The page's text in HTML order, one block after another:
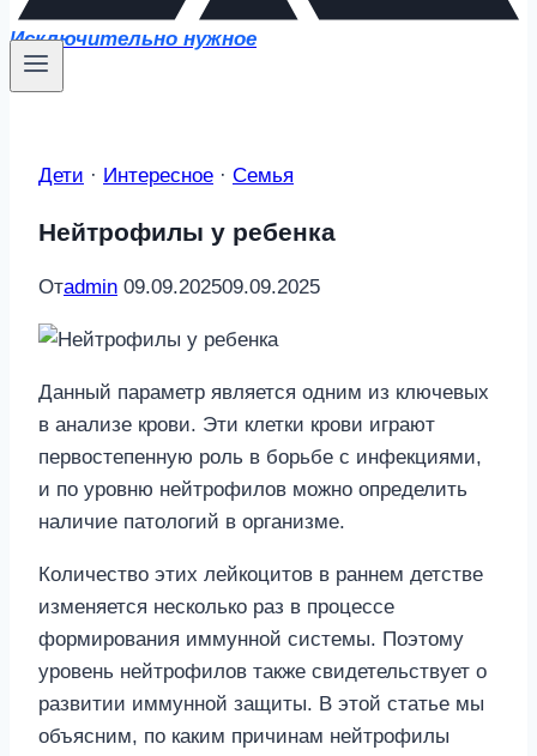
Исключительно нужное
Дети · Интересное · Семья
Нейтрофилы у ребенка
Отadmin 09.09.202509.09.2025
Данный параметр является одним из ключевых
в анализе крови. Эти клетки крови играют
первостепенную роль в борьбе с инфекциями,
и по уровню нейтрофилов можно определить
наличие патологий в организме.
Количество этих лейкоцитов в раннем детстве
изменяется несколько раз в процессе
формирования иммунной системы. Поэтому
уровень нейтрофилов также свидетельствует о
развитии иммунной защиты. В этой статье мы
объясним, по каким причинам нейтрофилы